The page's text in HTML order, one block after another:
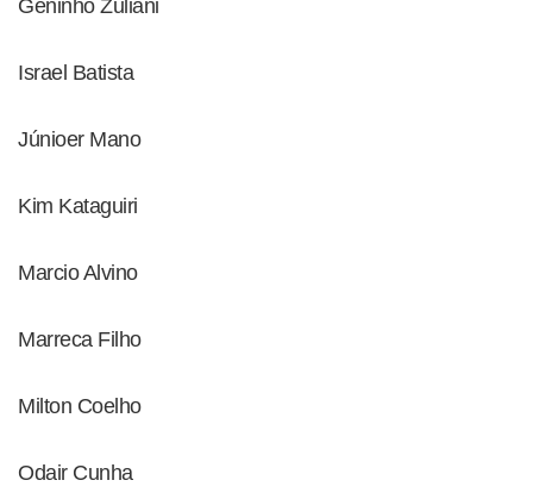
Geninho Zuliani
Israel Batista
Júnioer Mano
Kim Kataguiri
Marcio Alvino
Marreca Filho
Milton Coelho
Odair Cunha